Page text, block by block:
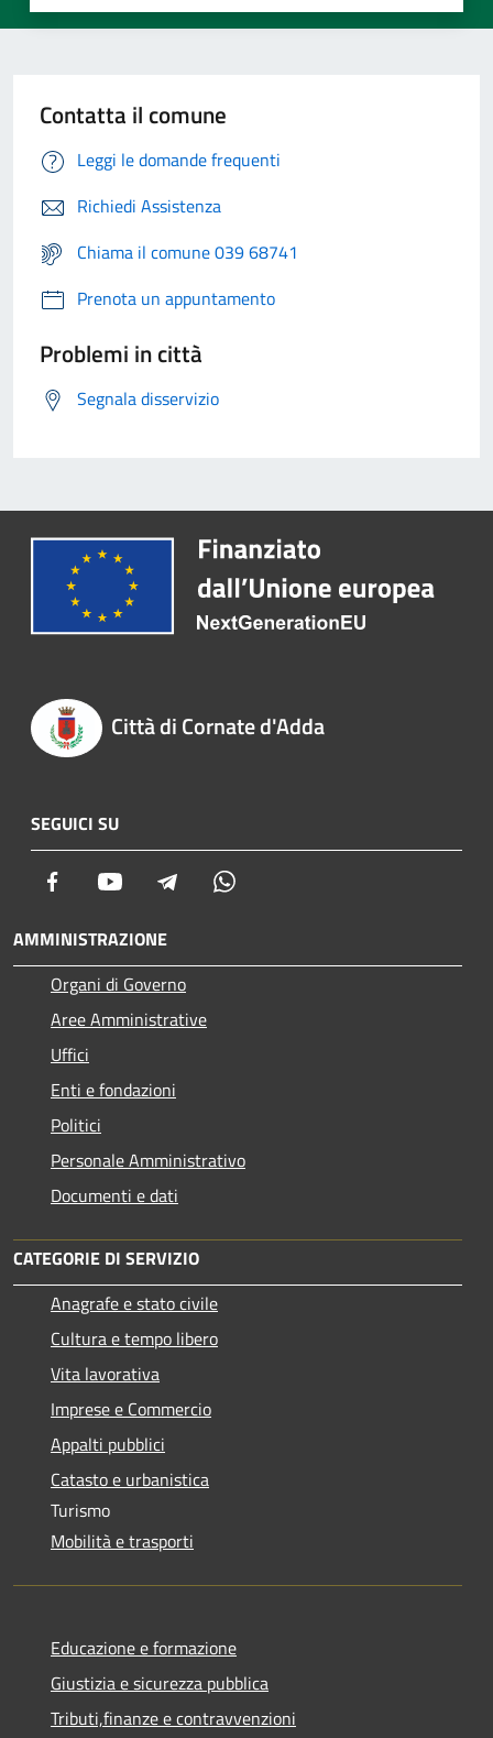
Contatta il comune
Leggi le domande frequenti
Richiedi Assistenza
Chiama il comune 039 68741
Prenota un appuntamento
Problemi in città
Segnala disservizio
Città di Cornate d'Adda
SEGUICI SU
Facebook Youtube Telegram
AMMINISTRAZIONE
Organi di Governo
Aree Amministrative
Uffici
Enti e fondazioni
Politici
Personale Amministrativo
Documenti e dati
CATEGORIE DI SERVIZIO
Anagrafe e stato civile
Cultura e tempo libero
Vita lavorativa
Imprese e Commercio
Appalti pubblici
Catasto e urbanistica
Turismo
Mobilità e trasporti
Educazione e formazione
Giustizia e sicurezza pubblica
Tributi,finanze e contravvenzioni